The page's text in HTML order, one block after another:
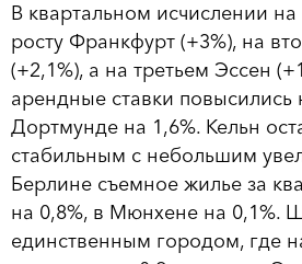
В квартальном исчислении
росту Франкфурт (+3%), на
(+2,1%), а на третьем Эссен
арендные ставки повысились
Дортмунде на 1,6%. Кельн
стабильным с небольшим
Берлине съемное жилье за
на 0,8%, в Мюнхене на 0,1%.
единственным городом, где